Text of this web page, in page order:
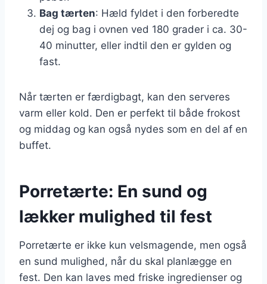
Bag tærten: Hæld fyldet i den forberedte
dej og bag i ovnen ved 180 grader i ca. 30-
40 minutter, eller indtil den er gylden og
fast.
Når tærten er færdigbagt, kan den serveres
varm eller kold. Den er perfekt til både frokost
og middag og kan også nydes som en del af en
buffet.
Porretærte: En sund og
lækker mulighed til fest
Porretærte er ikke kun velsmagende, men også
en sund mulighed, når du skal planlægge en
fest. Den kan laves med friske ingredienser og